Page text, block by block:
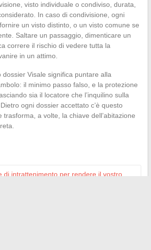
visto individuale o condiviso, durata,
In caso di condivisione, ogni
un visto distinto, o un visto comune se
Saltare un passaggio, dimenticare un
correre il rischio di vedere tutta la
in un attimo.
Visale significa puntare alla
il minimo passo falso, e la protezione
sia il locatore che l’inquilino sulla
ogni dossier accettato c’è questo
trasforma, a volte, la chiave dell’abitazione
di intrattenimento per rendere il vostro